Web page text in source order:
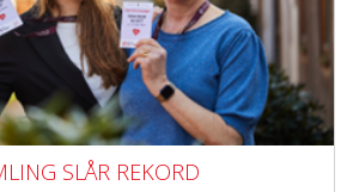
SLÅR REKORD